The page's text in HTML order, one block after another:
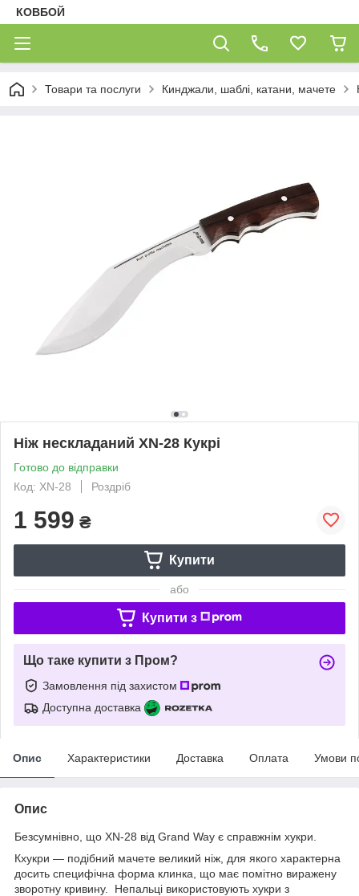
КОВБОЙ
Товари та послуги Кинджали, шаблі, катани, мачете
Ніж нескладаний XN-28 Кукрі
Готово до відправки
Код: XN-28
Роздріб
1 599 ₴
Купити
або
Купити з
Що таке купити з Пром?
Замовлення під захистом
Доступна доставка
Опис Характеристики Доставка Оплата Умови
Опис
Безсумнівно, що XN-28 від Grand Way є справжнім хукри.
Кхукри — подібний мачете великий ніж, для якого характерна
досить специфічна форма клинка, що має помітно виражену
зворотну кривину. Непальці використовують хукри з